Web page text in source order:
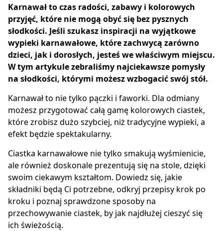
Karnawał to czas radości, zabawy i kolorowych
przyjęć, które nie mogą obyć się bez pysznych
słodkości. Jeśli szukasz inspiracji na wyjątkowe
wypieki karnawałowe, które zachwycą zarówno
dzieci, jak i dorosłych, jesteś we właściwym miejscu.
W tym artykule zebraliśmy najciekawsze pomysły
na słodkości, którymi możesz wzbogacić swój stół.
Karnawał to nie tylko pączki i faworki. Dla odmiany
możesz przygotować całą gamę kolorowych ciastek,
które zrobisz dużo szybciej, niż tradycyjne wypieki, a
efekt będzie spektakularny.
Ciastka karnawałowe nie tylko smakują wyśmienicie,
ale również doskonale prezentują się na stole, dzięki
swoim ciekawym kształtom. Dowiedz się, jakie
składniki będą Ci potrzebne, odkryj przepisy krok po
kroku i poznaj sprawdzone sposoby na
przechowywanie ciastek, by jak najdłużej cieszyć się
ich świeżością.